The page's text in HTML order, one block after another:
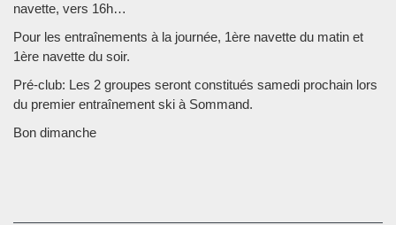
navette, vers 16h…
Pour les entraînements à la journée, 1ère navette du matin et
1ère navette du soir.
Pré-club: Les 2 groupes seront constitués samedi prochain lors
du premier entraînement ski à Sommand.
Bon dimanche